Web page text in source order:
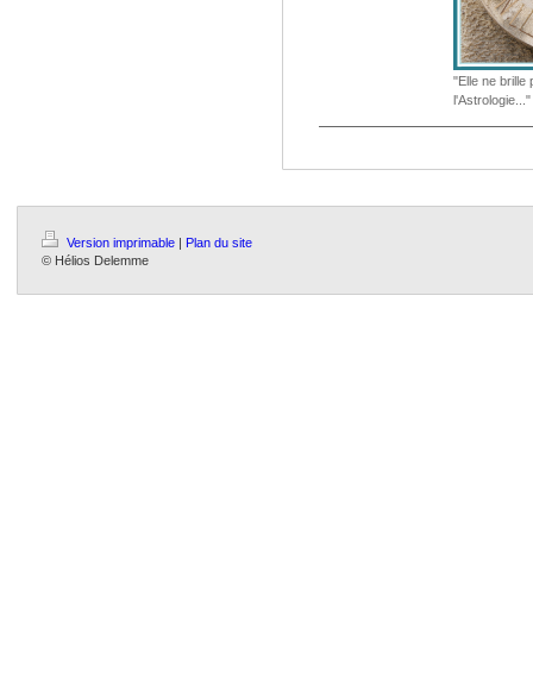
"Elle ne brille
l'Astrologie..."
Version imprimable | Plan du site
© Hélios Delemme